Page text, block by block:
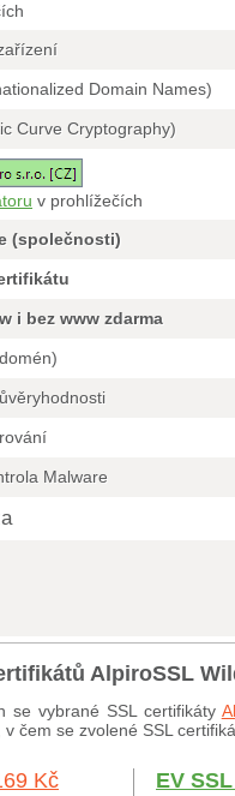
Domain Names)
Curve Cryptography)
v prohlížečích
(společnosti)
i bez www zdarma
Malware
AlpiroSSL
se vybrané SSL certifikáty
čem se zvolené SSL
Kč EV